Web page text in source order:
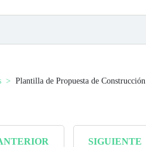
Plantilla de Propuesta de Construcción
SIGUIENTE